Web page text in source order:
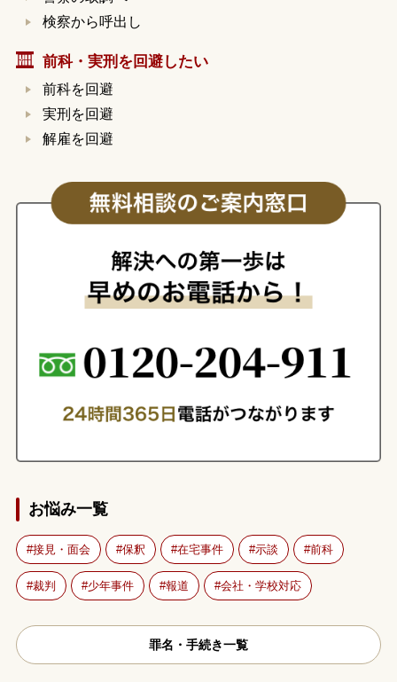
検察から呼出し
前科・実刑を回避したい
前科を回避
実刑を回避
解雇を回避
お悩み一覧
接見・面会 保釈 在宅事件 示談 前科
裁判 少年事件 報道 会社・学校対応
罪名・手続き一覧